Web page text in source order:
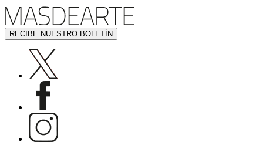
RECIBE NUESTRO BOLETÍN